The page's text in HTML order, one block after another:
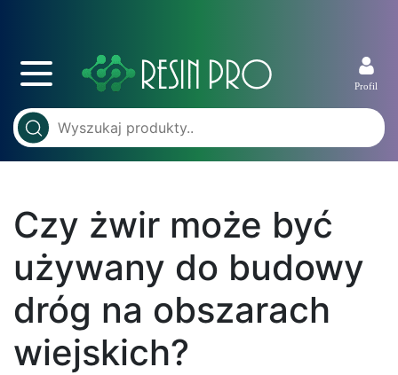
Profil
Czy żwir może być
używany do budowy
dróg na obszarach
wiejskich?